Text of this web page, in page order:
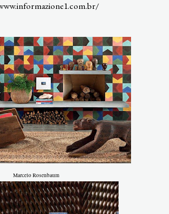
Marcelo Rosenbaum